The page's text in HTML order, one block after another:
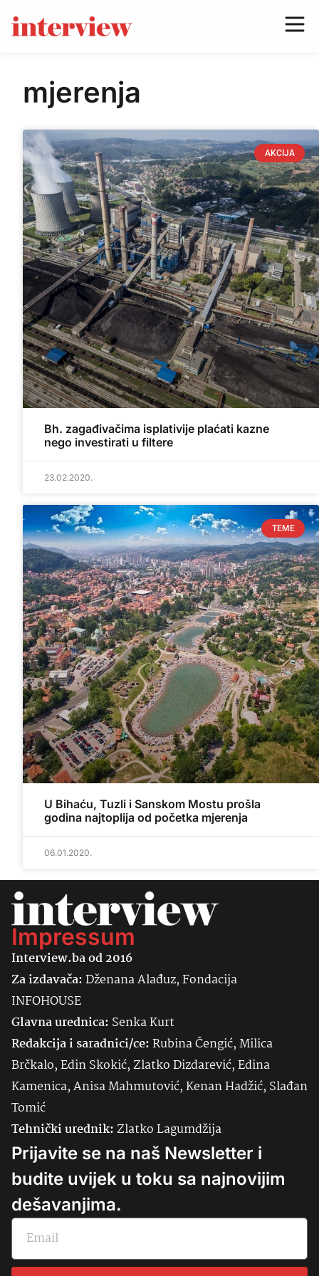
mjerenja
AKCIJA
Bh. zagađivačima isplativije plaćati kazne
nego investirati u filtere
23.02.2020.
TEME
U Bihaću, Tuzli i Sanskom Mostu prošla
godina najtoplija od početka mjerenja
06.01.2020.
Impressum
Interview.ba od 2016
Za izdavača:Dženana Alađuz, Fondacija
INFOHOUSE
Glavna urednica: SenkaKurt
Redakcija i saradnici/ce:Rubina Čengić, Milica
Brčkalo, Edin Skokić, Zlatko Dizdarević, Edina
Kamenica, Anisa Mahmutović, Kenan Hadžić, Slađan
Tomić
Tehnički urednik:Zlatko Lagumdžija
Prijavite se na naš Newsletter i
budite uvijek u toku sa najnovijim
dešavanjima.